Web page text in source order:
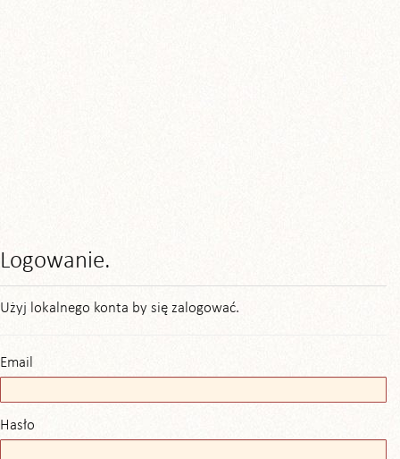
Logowanie.
Użyj lokalnego konta by się zalogować.
Email
Hasło